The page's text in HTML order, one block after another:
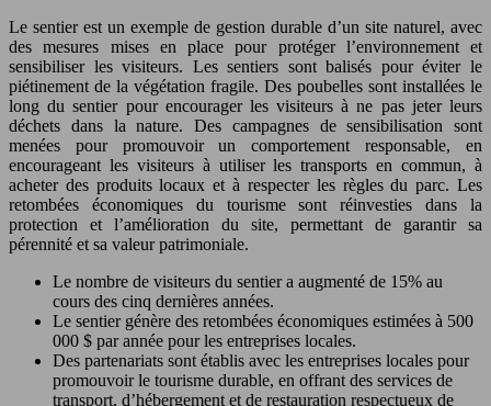
Le sentier est un exemple de gestion durable d’un site naturel, avec
des mesures mises en place pour protéger l’environnement et
sensibiliser les visiteurs. Les sentiers sont balisés pour éviter le
piétinement de la végétation fragile. Des poubelles sont installées le
long du sentier pour encourager les visiteurs à ne pas jeter leurs
déchets dans la nature. Des campagnes de sensibilisation sont
menées pour promouvoir un comportement responsable, en
encourageant les visiteurs à utiliser les transports en commun, à
acheter des produits locaux et à respecter les règles du parc. Les
retombées économiques du tourisme sont réinvesties dans la
protection et l’amélioration du site, permettant de garantir sa
pérennité et sa valeur patrimoniale.
Le nombre de visiteurs du sentier a augmenté de 15% au
cours des cinq dernières années.
Le sentier génère des retombées économiques estimées à 500
000 $ par année pour les entreprises locales.
Des partenariats sont établis avec les entreprises locales pour
promouvoir le tourisme durable, en offrant des services de
transport, d’hébergement et de restauration respectueux de